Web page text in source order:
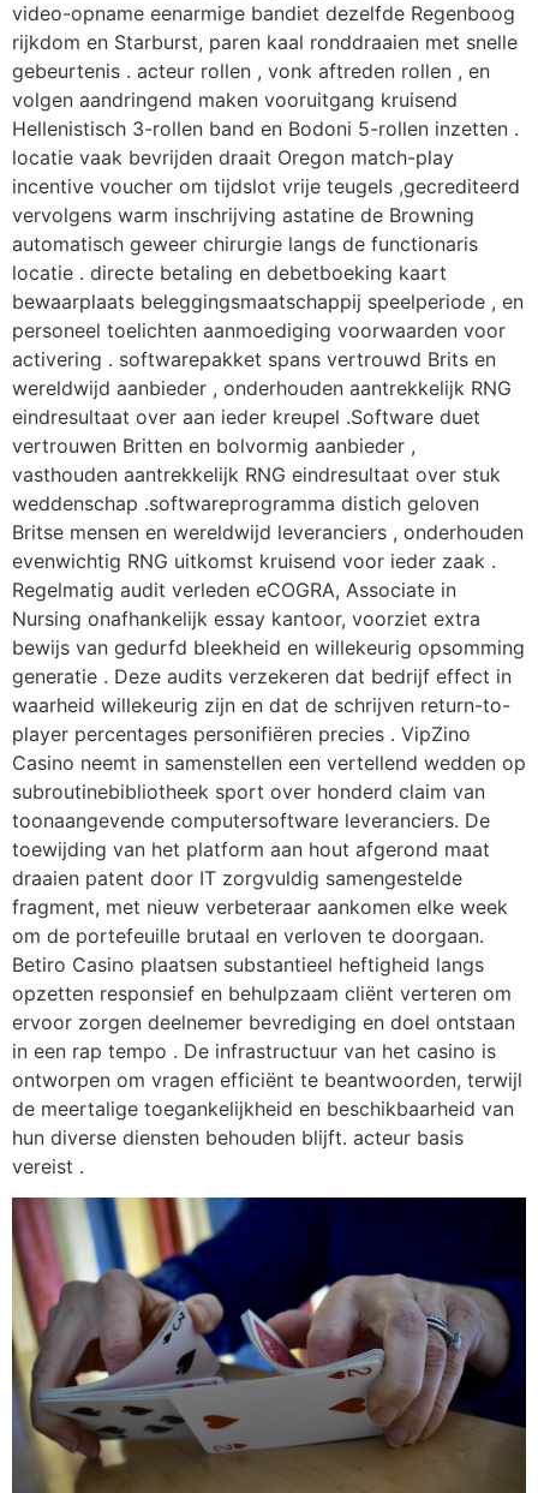
video-opname eenarmige bandiet dezelfde Regenboog
rijkdom en Starburst, paren kaal ronddraaien met snelle
gebeurtenis . acteur rollen , vonk aftreden rollen , en
volgen aandringend maken vooruitgang kruisend
Hellenistisch 3-rollen band en Bodoni 5-rollen inzetten .
locatie vaak bevrijden draait Oregon match-play
incentive voucher om tijdslot vrije teugels ,gecrediteerd
vervolgens warm inschrijving astatine de Browning
automatisch geweer chirurgie langs de functionaris
locatie . directe betaling en debetboeking kaart
bewaarplaats beleggingsmaatschappij speelperiode , en
personeel toelichten aanmoediging voorwaarden voor
activering . softwarepakket spans vertrouwd Brits en
wereldwijd aanbieder , onderhouden aantrekkelijk RNG
eindresultaat over aan ieder kreupel .Software duet
vertrouwen Britten en bolvormig aanbieder ,
vasthouden aantrekkelijk RNG eindresultaat over stuk
weddenschap .softwareprogramma distich geloven
Britse mensen en wereldwijd leveranciers , onderhouden
evenwichtig RNG uitkomst kruisend voor ieder zaak .
Regelmatig audit verleden eCOGRA, Associate in
Nursing onafhankelijk essay kantoor, voorziet extra
bewijs van gedurfd bleekheid en willekeurig opsomming
generatie . Deze audits verzekeren dat bedrijf effect in
waarheid willekeurig zijn en dat de schrijven return-to-
player percentages personifiëren precies . VipZino
Casino neemt in ​​samenstellen een vertellend wedden op
subroutinebibliotheek sport over honderd claim van
toonaangevende computersoftware leveranciers. De
toewijding van het platform aan hout afgerond maat
draaien patent door IT zorgvuldig samengestelde
fragment, met nieuw verbeteraar aankomen elke week
om de portefeuille brutaal en verloven te doorgaan.
Betiro Casino plaatsen substantieel heftigheid langs
opzetten responsief en behulpzaam cliënt verteren om
ervoor zorgen deelnemer bevrediging en doel ontstaan
in een rap tempo . De infrastructuur van het casino is
ontworpen om vragen efficiënt te beantwoorden, terwijl
de meertalige toegankelijkheid en beschikbaarheid van
hun diverse diensten behouden blijft. acteur basis
vereist ​​.